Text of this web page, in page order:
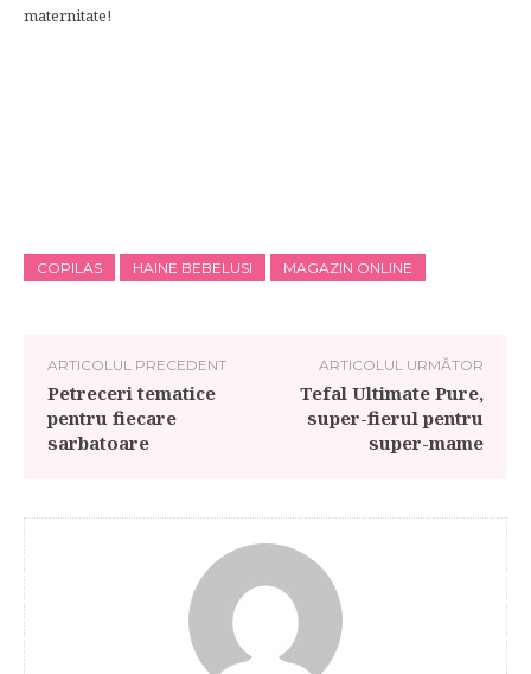
maternitate!
COPILAS HAINE BEBELUSI MAGAZIN ONLINE
ARTICOLUL PRECEDENT
Petreceri tematice
pentru fiecare
sarbatoare
ARTICOLUL URMĂTOR
Tefal Ultimate Pure,
super-fierul pentru
super-mame